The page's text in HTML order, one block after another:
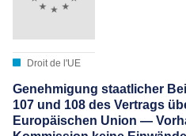
Droit de l'UE
Genehmigung staatlicher
107 und 108 des Vertrags
Europäischen Union —